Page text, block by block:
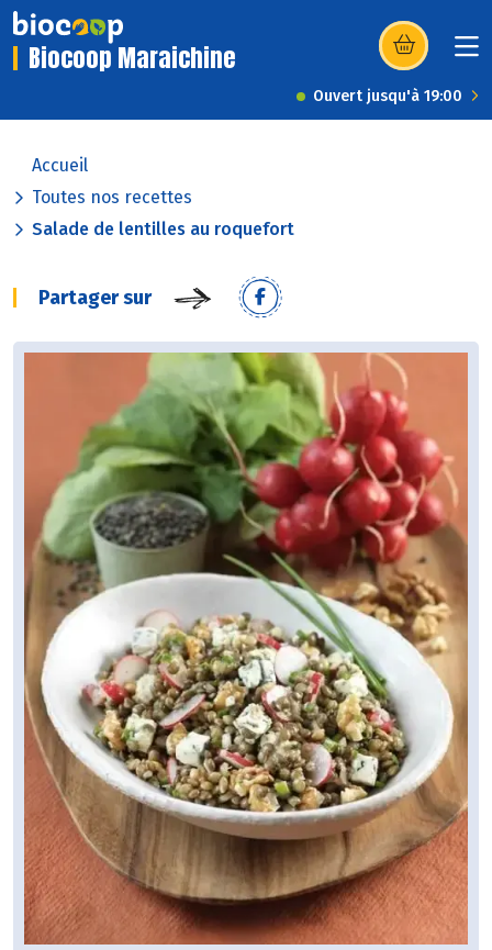
Biocoop Maraichine (s’ouvre dans
Ouvert jusqu'à 19:00
Accueil
Toutes nos recettes
Salade de lentilles au roquefort
Partager sur